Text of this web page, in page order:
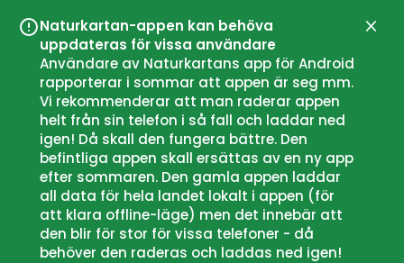
Naturkartan-appen kan behöva
uppdateras för vissa användare
Användare av Naturkartans app för Android
rapporterar i sommar att appen är seg mm.
Vi rekommenderar att man raderar appen
helt från sin telefon i så fall och laddar ned
igen! Då skall den fungera bättre. Den
befintliga appen skall ersättas av en ny app
efter sommaren. Den gamla appen laddar
all data för hela landet lokalt i appen (för
att klara offline-läge) men det innebär att
den blir för stor för vissa telefoner - då
behöver den raderas och laddas ned igen!